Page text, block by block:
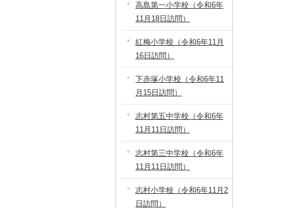
高島第一小学校（令和6年
11月18日訪問）
紅梅小学校（令和6年11月
16日訪問）
下赤塚小学校（令和6年11
月15日訪問）
志村第五中学校（令和6年
11月11日訪問）
志村第三中学校（令和6年
11月11日訪問）
志村小学校（令和6年11月2
日訪問）